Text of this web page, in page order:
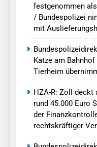
festgenommen
/ Bundespolizei
mit
Katze am
Tierheim
HZA-R: Zoll
rund 45.000 Euro
der
rechtskräftiger